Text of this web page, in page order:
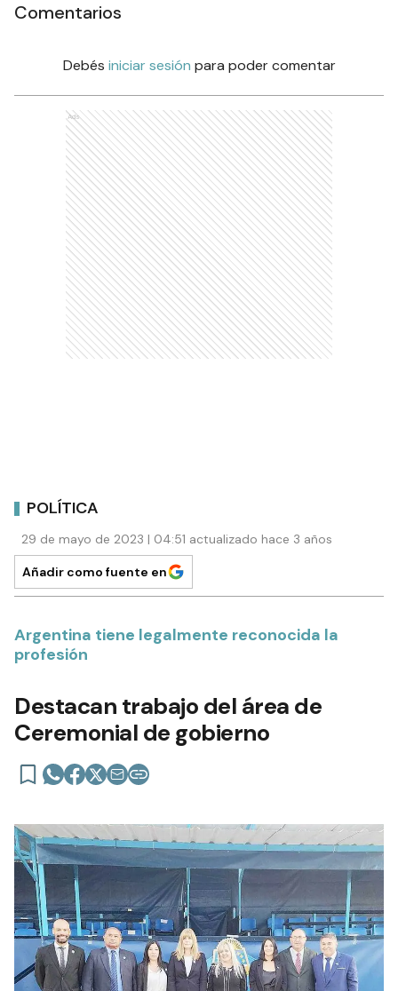
Comentarios
Debés iniciar sesión para poder comentar
Ads
POLÍTICA
29 de mayo de 2023 | 04:51 actualizado hace 3 años
Añadir como fuente en
Argentina tiene legalmente reconocida la
profesión
Destacan trabajo del área de
Ceremonial de gobierno